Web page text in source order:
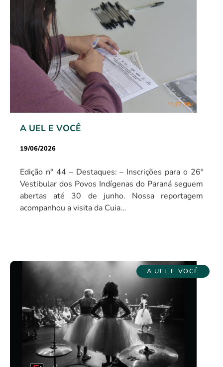
A UEL E VOCÊ
19/06/2026
Edição n° 44 – Destaques: – Inscrições para o 26º
Vestibular dos Povos Indígenas do Paraná seguem
abertas até 30 de junho. Nossa reportagem
acompanhou a visita da Cuia…
A UEL E VOCÊ